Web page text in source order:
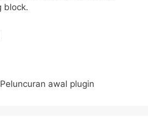
block.
awal plugin